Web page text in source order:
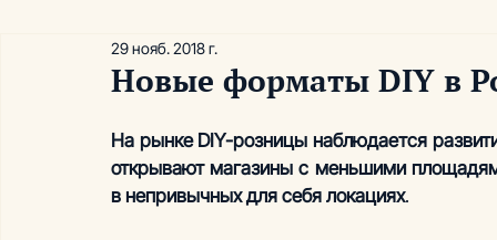
Финансовая модель
Wellness-центр Горнолыжные комплексы
Новые форматы DIY в
29 нояб. 2018 г.
На рынке DIY-розницы наблюдается
открывают магазины с меньшими
в непривычных для себя локациях.